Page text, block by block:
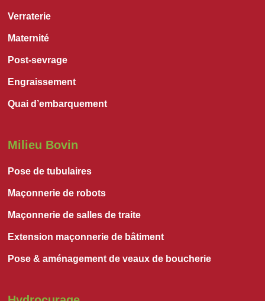
Verraterie
Maternité
Post-sevrage
Engraissement
Quai d’embarquement
Milieu Bovin
Pose de tubulaires
Maçonnerie de robots
Maçonnerie de salles de traite
Extension maçonnerie de bâtiment
Pose & aménagement de veaux de boucherie